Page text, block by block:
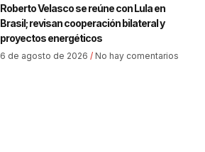
Roberto Velasco se reúne con Lula en
Brasil; revisan cooperación bilateral y
proyectos energéticos
6 de agosto de 2026 No hay comentarios